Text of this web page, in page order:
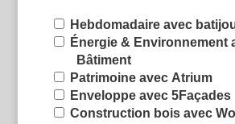
Hebdomadaire avec
Énergie & Environnement
Bâtiment
Patrimoine avec Atrium
Enveloppe avec 5Façades
Construction bois avec